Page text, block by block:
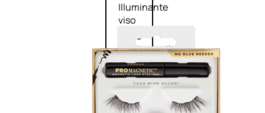
Illuminante
viso
Terre
abbronzanti
Fissatore
trucco